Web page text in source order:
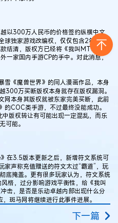
300万人民币的价格签约纵横中文
球独家游戏改编权，仅仅包含2年的授
结清，版权方已经将《我叫MT》游戏
一家国内手游CP的手中。对此消息，
《魔兽世界》的同人漫画作品，本身
300万买断版权本身就存在版权漏洞。
本身其版权就被东家完美买断，此前
COC类手游，不过最终没能成功。
版权转让有可能出现一定混乱，而乐
可能。
3.5版本更新之后，新增符文系统可
声称充值赠送的符文太过“霸道”，玩
底掩盖。更有很多玩家认为，符文系统
格，过分影响游戏平衡性，给《我叫
击，是否是乐动卓越内部出现什么分
斑马网将继续进行此事件进展。
下一篇